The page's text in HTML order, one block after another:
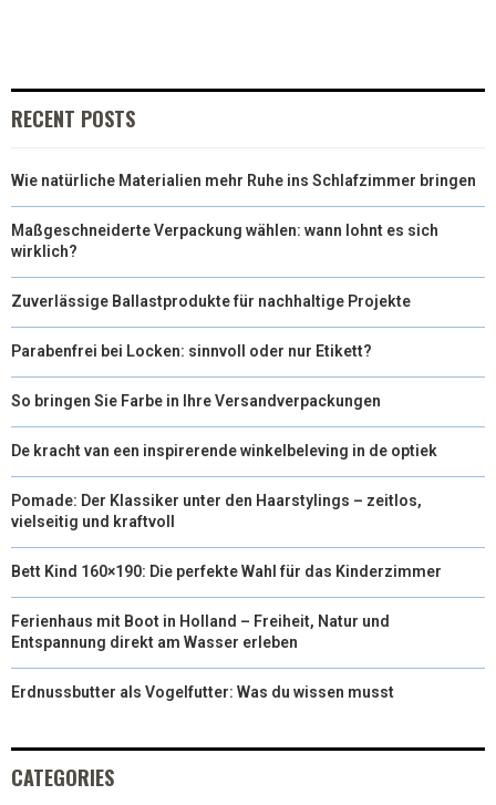
RECENT POSTS
Wie natürliche Materialien mehr Ruhe ins Schlafzimmer bringen
Maßgeschneiderte Verpackung wählen: wann lohnt es sich
wirklich?
Zuverlässige Ballastprodukte für nachhaltige Projekte
Parabenfrei bei Locken: sinnvoll oder nur Etikett?
So bringen Sie Farbe in Ihre Versandverpackungen
De kracht van een inspirerende winkelbeleving in de optiek
Pomade: Der Klassiker unter den Haarstylings – zeitlos,
vielseitig und kraftvoll
Bett Kind 160×190: Die perfekte Wahl für das Kinderzimmer
Ferienhaus mit Boot in Holland – Freiheit, Natur und
Entspannung direkt am Wasser erleben
Erdnussbutter als Vogelfutter: Was du wissen musst
CATEGORIES